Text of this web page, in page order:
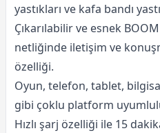
yastıkları ve kafa bandı
Çıkarılabilir ve esnek
netliğinde iletişim ve
özelliği.
Oyun, telefon, tablet,
gibi çoklu platform
Hızlı şarj özelliği ile 15